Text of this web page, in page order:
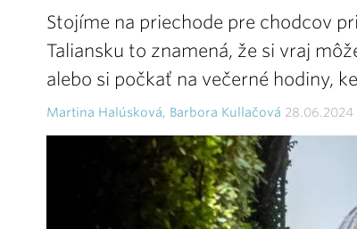
Stojíme na priechode pre chodcov
Taliansku to znamená, že si vraj
alebo si počkať na večerné hodiny,
Martina Halúsková, Barbora Kullačová 28.06.2024